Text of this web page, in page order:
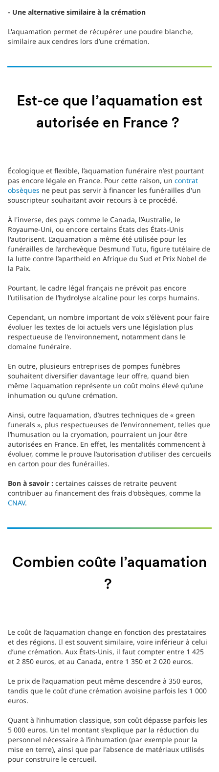
- Une alternative similaire à la crémation
L'aquamation permet de récupérer une poudre blanche,
similaire aux cendres lors d’une crémation.
Est-ce que l’aquamation est
autorisée en France ?
Écologique et flexible, l’aquamation funéraire n’est pourtant
pas encore légale en France. Pour cette raison, un contrat
obsèques ne peut pas servir à financer les funérailles d'un
souscripteur souhaitant avoir recours à ce procédé.
À l'inverse, des pays comme le Canada, l’Australie, le
Royaume-Uni, ou encore certains États des États-Unis
l'autorisent. L’aquamation a même été utilisée pour les
funérailles de l’archevèque Desmund Tutu, figure tutélaire de
la lutte contre l’apartheid en Afrique du Sud et Prix Nobel de
la Paix.
Pourtant, le cadre légal français ne prévoit pas encore
l’utilisation de l’hydrolyse alcaline pour les corps humains.
Cependant, un nombre important de voix s'élèvent pour faire
évoluer les textes de loi actuels vers une législation plus
respectueuse de l'environnement, notamment dans le
domaine funéraire.
En outre, plusieurs entreprises de pompes funèbres
souhaitent diversifier davantage leur offre, quand bien
même l'aquamation représente un coût moins élevé qu’une
inhumation ou qu’une crémation.
Ainsi, outre l’aquamation, d’autres techniques de « green
funerals », plus respectueuses de l'environnement, telles que
l’humusation ou la cryomation, pourraient un jour être
autorisées en France. En effet, les mentalités commencent à
évoluer, comme le prouve l’autorisation d’utiliser des cercueils
en carton pour des funérailles.
Bon à savoir : certaines caisses de retraite peuvent
contribuer au financement des frais d'obsèques, comme la
CNAV.
Combien coûte l’aquamation
?
Le coût de l’aquamation change en fonction des prestataires
et des régions. Il est souvent similaire, voire inférieur à celui
d’une crémation. Aux États-Unis, il faut compter entre 1 425
et 2 850 euros, et au Canada, entre 1 350 et 2 020 euros.
Le prix de l'aquamation peut même descendre à 350 euros,
tandis que le coût d’une crémation avoisine parfois les 1 000
euros.
Quant à l’inhumation classique, son coût dépasse parfois les
5 000 euros. Un tel montant s’explique par la réduction du
personnel nécessaire à l’inhumation (par exemple pour la
mise en terre), ainsi que par l'absence de matériaux utilisés
pour construire le cercueil.